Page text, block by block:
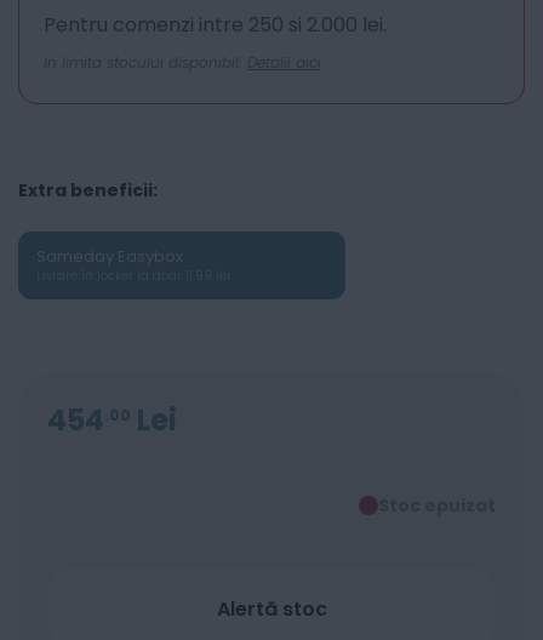
Pentru comenzi intre 250 si 2.000 lei.
In limita stocului disponibil. Detalii aici
Extra beneficii:
Sameday Easybox
454 00 Lei
Alertă stoc